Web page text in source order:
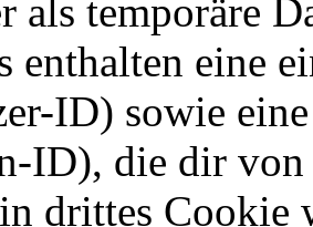
als temporäre
enthalten eine
ID) sowie
ID), die dir
drittes Cookie